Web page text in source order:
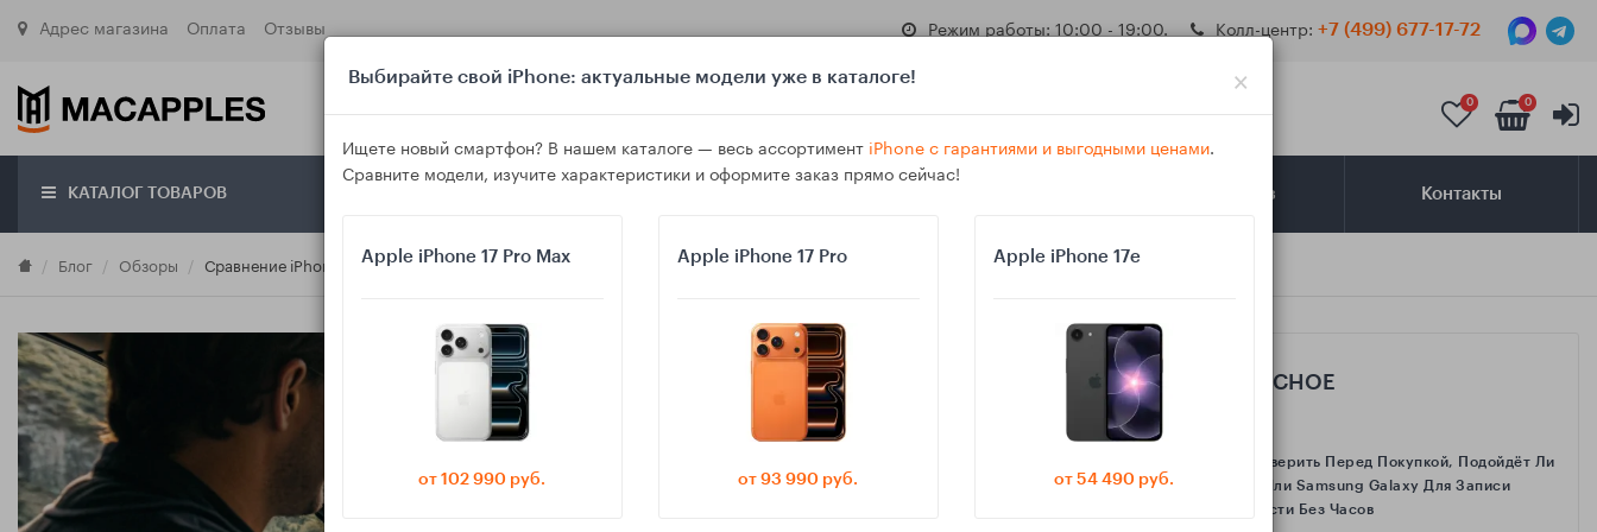
Адрес магазина Оплата Отзывы Режим работы: 10:00 - 19:00. Колл-центр: +7 (499) 677-17-72
0 0
КАТАЛОГ ТОВАРОВ Самовывоз Контакты
Блог Обзоры Сравнение iPhone, Samsung и недорогих Android для навигации в путешествиях
САМОЕ ИНТЕРЕСНОЕ
Как Проверить Перед Покупкой, Подойдёт Ли
IPhone Или Samsung Galaxy Для Записи
Активности Без Часов
Выбирайте свой iPhone: актуальные модели уже в каталоге! ×
Ищете новый смартфон? В нашем каталоге — весь ассортимент iPhone с гарантиями и выгодными ценами.
Сравните модели, изучите характеристики и оформите заказ прямо сейчас!
Apple iPhone 17 Pro Max
от 102 990 руб.
Apple iPhone 17 Pro
от 93 990 руб.
Apple iPhone 17e
от 54 490 руб.